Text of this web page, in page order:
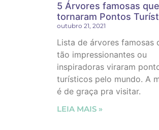
5 Árvores famosas
tornaram Pontos
outubro 21, 2021
Lista de árvores famosas
tão impressionantes ou
inspiradoras viraram
turísticos pelo mundo. A
é de graça pra visitar.
LEIA MAIS »